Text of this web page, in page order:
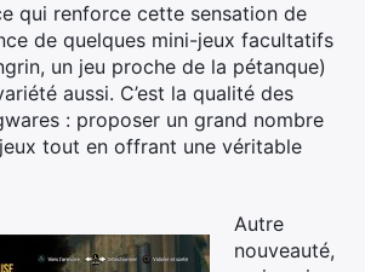
qui renforce cette sensation de
de quelques mini-jeux facultatifs
un jeu proche de la pétanque)
aussi. C’est la qualité des
: proposer un grand nombre
tout en offrant une véritable
Autre
nouveauté,